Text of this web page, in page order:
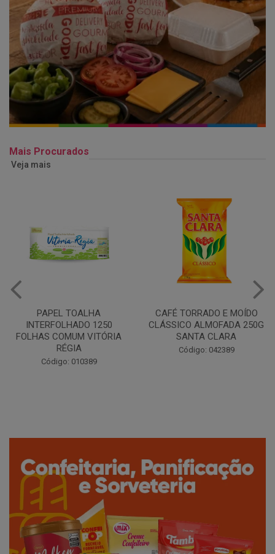
Mais Procurados
Veja mais
CAFÉ TORRADO E MOÍDO
CLÁSSICO ALMOFADA 250G
SANTA CLARA
Código: 042389
Copo Plástico Branco 180ml
Pacote c/100 - Cristalcopo
Código: 031413